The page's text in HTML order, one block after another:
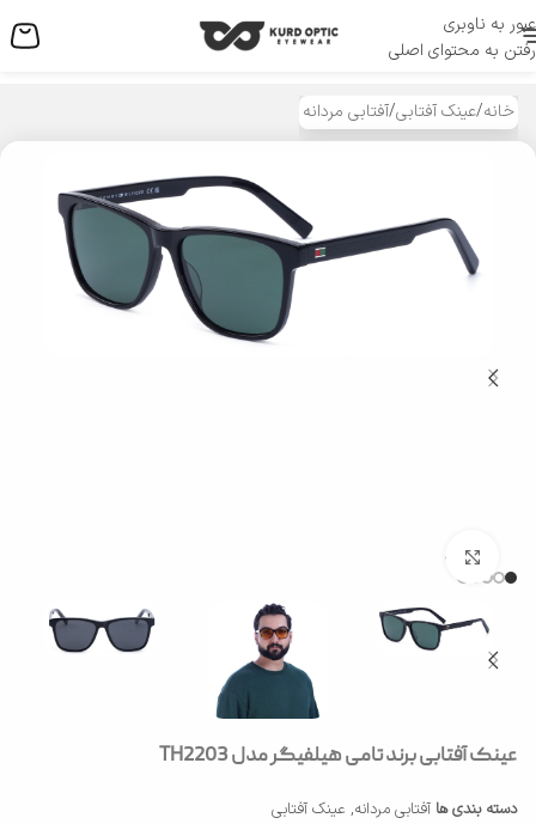
عبور به ناوبری
رفتن به محتوای اصلی
منو
خانه/عینک آفتابی/آفتابی مردانه
بزرگنمایی تصویر
عینک آفتابی برند تامی هیلفیگر مدل TH2203
دسته بندی ها آفتابی مردانه, عینک آفتابی